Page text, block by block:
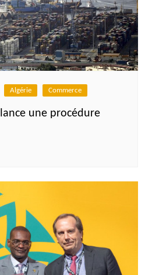
Algérie Commerce
une procédure